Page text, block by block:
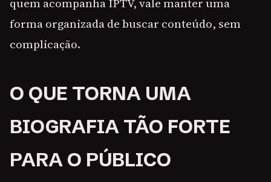
quem acompanha IPTV, vale manter uma
forma organizada de buscar conteúdo, sem
complicação.
O QUE TORNA UMA
BIOGRAFIA TÃO FORTE
PARA O PÚBLICO